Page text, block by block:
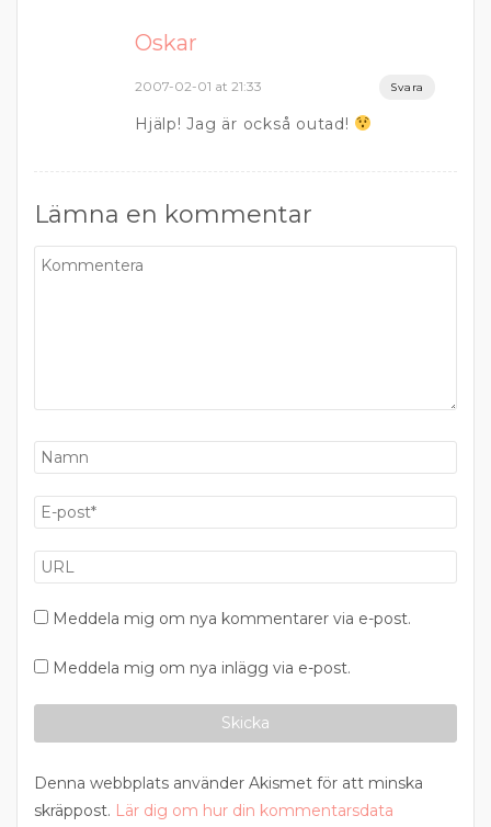
Oskar
2007-02-01 at 21:33 Svara
Hjälp! Jag är också outad!
Lämna en kommentar
Meddela mig om nya kommentarer via e-post.
Meddela mig om nya inlägg via e-post.
Denna webbplats använder Akismet för att minska
skräppost. Lär dig om hur din kommentarsdata